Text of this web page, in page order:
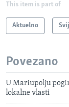
This item is part of
Aktuelno
Povezano
U Mariupolju
lokalne vlasti